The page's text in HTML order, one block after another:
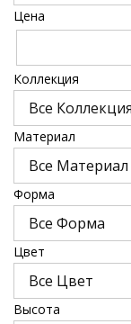
Цена
Коллекция
Материал
Форма
Цвет
Высота